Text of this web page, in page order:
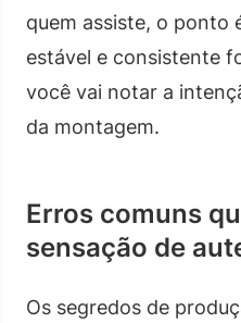
quem assiste, o ponto
estável e consistente
você vai notar a
da montagem.
Erros comuns
sensação de
Os segredos de